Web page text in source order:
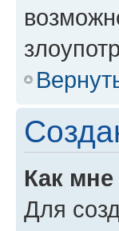
Как
Для